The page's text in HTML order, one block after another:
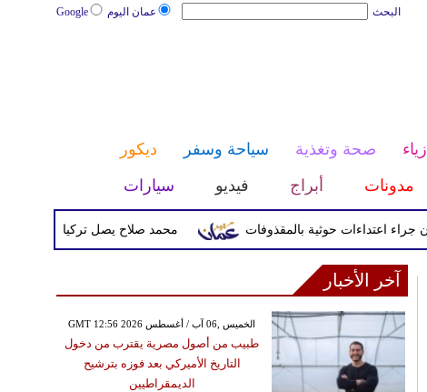
عمان اليوم Google البحث
أزياء صحة وتغذية سياحة وسفر
ديكور
مدونات أبراج فيديو سيارات
محمد صلاح يصل تركيا الأربعاء لإتمام
آخر الأخبار
GMT 12:56 2026 الخميس ,06 آب / أغسطس
طبيب من أصول مصرية يقترب من دخول
التاريخ الأميركي بعد فوزه بترشيح
الديمقراطيين